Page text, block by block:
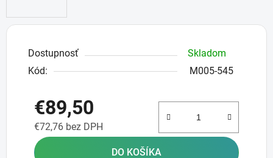
Dostupnosť
Skladom
Kód:
M005-545
€89,50
€72,76 bez DPH
Jednotková cena:
DO KOŠÍKA